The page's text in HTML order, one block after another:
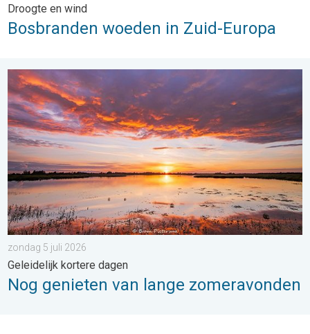
Droogte en wind
Bosbranden woeden in Zuid-Europa
Nog genieten van lange zomeravonden. Geleidelijk kortere
zondag 5 juli 2026
Geleidelijk kortere dagen
Nog genieten van lange zomeravonden